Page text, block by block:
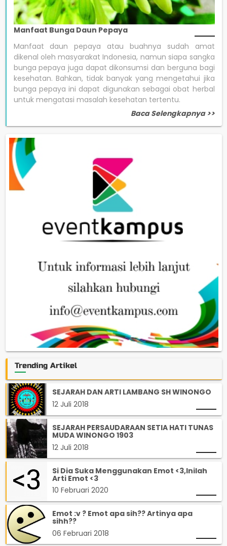
Manfaat Bunga Daun Pepaya
Manfaat daun pepaya atau buahnya sudah amat
dikenal oleh masyarakat Indonesia, namun siapa sangka
bunga pepaya juga dapat dikonsumsi dan berguna bagi
kesehatan. Bahkan, tidak banyak yang mengetahui jika
bunga pepaya ini dapat digunakan sebagai obat herbal
untuk mengatasi masalah kesehatan tertentu.
Baca Selengkapnya >>
Trending Artikel
SEJARAH DAN ARTI LAMBANG SH WINONGO
12 Juli 2018
SEJARAH PERSAUDARAAN SETIA HATI TUNAS
MUDA WINONGO 1903
12 Juli 2018
Si Dia Suka Menggunakan Emot <3,Inilah
Arti Emot <3
10 Februari 2020
Emot :v ? Emot apa sih?? Artinya apa
sihh??
06 Februari 2018